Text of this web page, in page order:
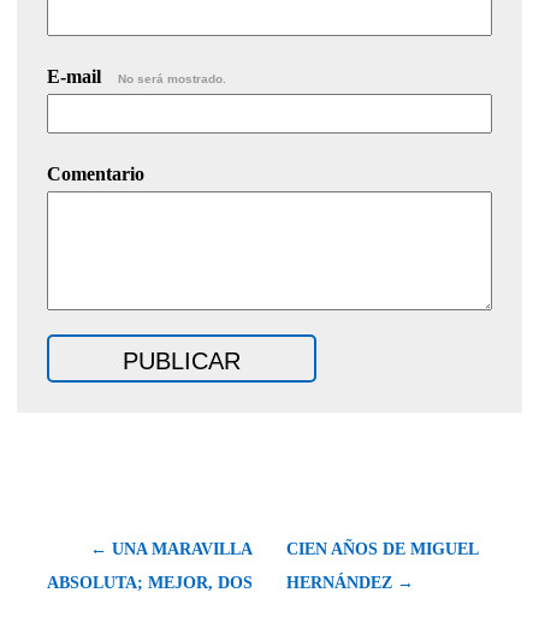
E-mail No será mostrado.
Comentario
← UNA MARAVILLA
ABSOLUTA; MEJOR, DOS
CIEN AÑOS DE MIGUEL
HERNÁNDEZ →